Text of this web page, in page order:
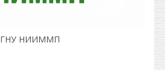
ГНУ НИИММП